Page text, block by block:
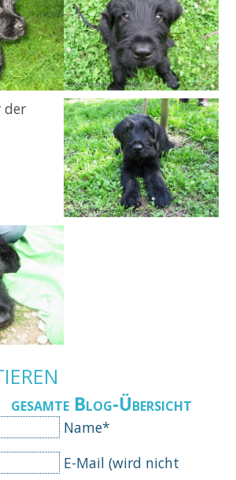
der
gesamte Blog-Übersicht
Pflichtfeld
Name*
Pflichtfeld
E-Mail (wird nicht